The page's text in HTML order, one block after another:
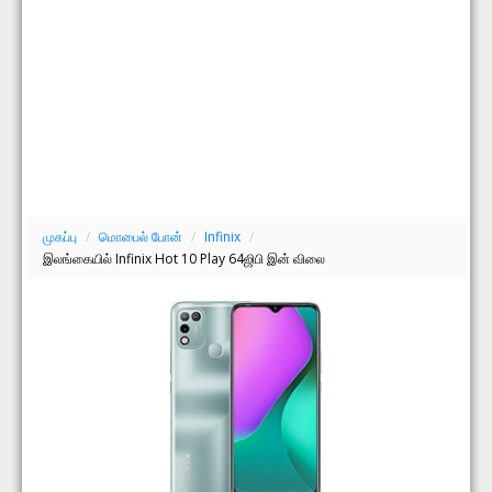
முகப்பு / மொபைல் போன் / Infinix /
இலங்கையில் Infinix Hot 10 Play 64ஜிபி இன் விலை